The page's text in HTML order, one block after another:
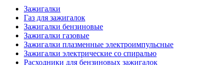
Зажигалки
Газ для зажигалок
Зажигалки бензиновые
Зажигалки газовые
Зажигалки плазменные электроимпульсные
Зажигалки электрические со спиралью
Расходники для бензиновых зажигалок